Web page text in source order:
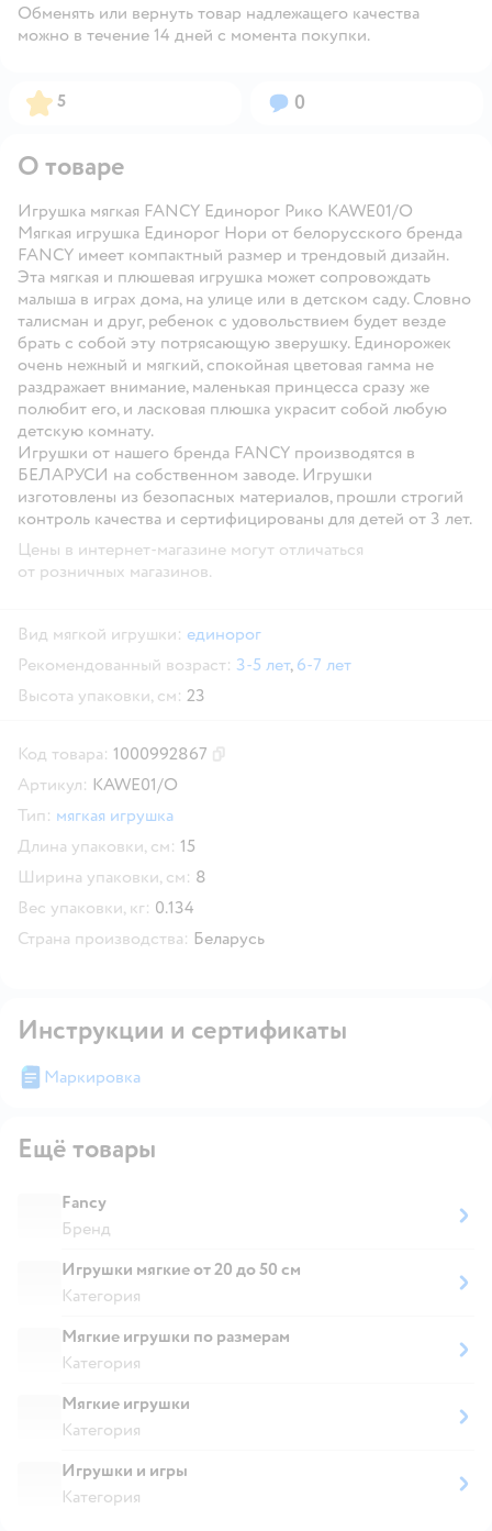
Обменять или вернуть товар надлежащего качества
можно в течение 14 дней с момента покупки.
Рейтинг:
5 Вопросов:
0
О товаре
Игрушка мягкая FANCY Единорог Рико KAWE01/O
Мягкая игрушка Единорог Нори от белорусского бренда
FANCY имеет компактный размер и трендовый дизайн.
Эта мягкая и плюшевая игрушка может сопровождать
малыша в играх дома, на улице или в детском саду. Словно
талисман и друг, ребенок с удовольствием будет везде
брать с собой эту потрясающую зверушку. Единорожек
очень нежный и мягкий, спокойная цветовая гамма не
раздражает внимание, маленькая принцесса сразу же
полюбит его, и ласковая плюшка украсит собой любую
детскую комнату.
Игрушки от нашего бренда FANCY производятся в
БЕЛАРУСИ на собственном заводе. Игрушки
изготовлены из безопасных материалов, прошли строгий
контроль качества и сертифицированы для детей от 3 лет.
Цены в интернет-магазине могут отличаться
от розничных магазинов.
Вид мягкой игрушки: единорог
Рекомендованный возраст: 3-5 лет, 6-7 лет
Высота упаковки, см: 23
Код товара: 1000992867
Артикул: KAWE01/O
Тип: мягкая игрушка
Длина упаковки, см: 15
Ширина упаковки, см: 8
Вес упаковки, кг: 0.134
Страна производства: Беларусь
Инструкции и сертификаты
Маркировка
Ещё товары
Fancy
Бренд
Игрушки мягкие от 20 до 50 см
Категория
Мягкие игрушки по размерам
Категория
Мягкие игрушки
Категория
Игрушки и игры
Категория